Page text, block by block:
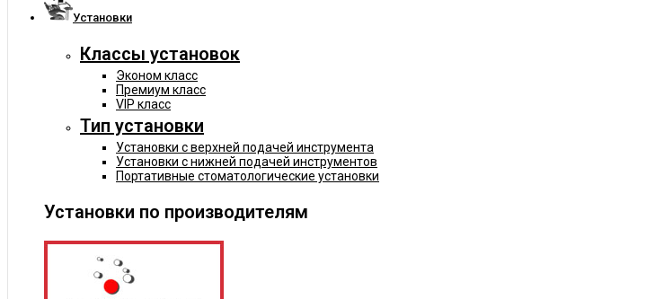
Установки
Классы установок
Эконом класс
Премиум класс
VIP класс
Тип установки
Установки с верхней подачей инструмента
Установки с нижней подачей инструментов
Портативные стоматологические установки
Установки по производителям